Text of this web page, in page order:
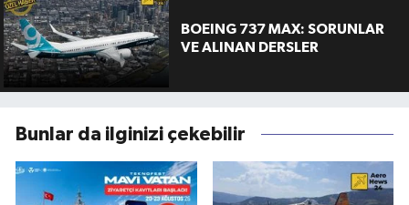
BOEING 737 MAX: SORUNLAR
VE ALINAN DERSLER
Bunlar da ilginizi çekebilir